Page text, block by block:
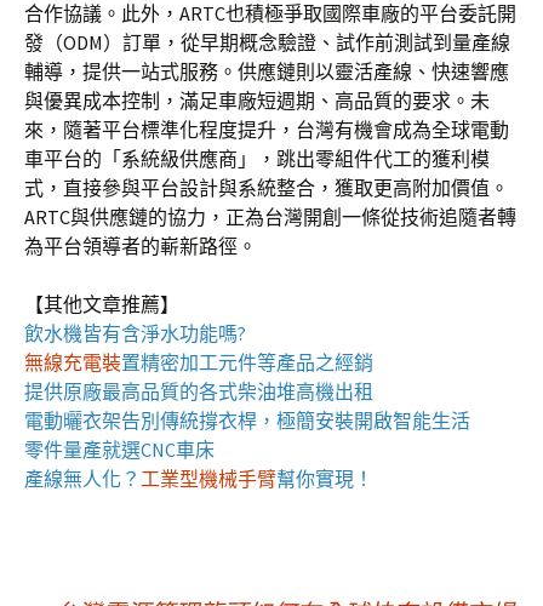
合作協議。此外，ARTC也積極爭取國際車廠的平台委託開
發（ODM）訂單，從早期概念驗證、試作前測試到量產線
輔導，提供一站式服務。供應鏈則以靈活產線、快速響應
與優異成本控制，滿足車廠短週期、高品質的要求。未
來，隨著平台標準化程度提升，台灣有機會成為全球電動
車平台的「系統級供應商」，跳出零組件代工的獲利模
式，直接參與平台設計與系統整合，獲取更高附加價值。
ARTC與供應鏈的協力，正為台灣開創一條從技術追隨者轉
為平台領導者的嶄新路徑。
【其他文章推薦】
飲水機皆有含淨水功能嗎?
無線充電裝置精密加工元件等產品之經銷
提供原廠最高品質的各式柴油堆高機出租
電動曬衣架告別傳統撐衣桿，極簡安裝開啟智能生活
零件量產就選CNC車床
產線無人化？ 工業型機械手臂幫你實現！